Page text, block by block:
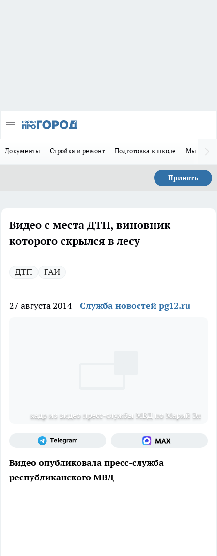
Документы Стройка и ремонт Подготовка к школе Мы в MAX
Принять
Видео с места ДТП, виновник
которого скрылся в лесу
ДТП ГАИ
27 августа 2014 Служба новостей pg12.ru
кадр из видео пресс-службы МВД по Марий Эл
Видео опубликовала пресс-служба
республиканского МВД